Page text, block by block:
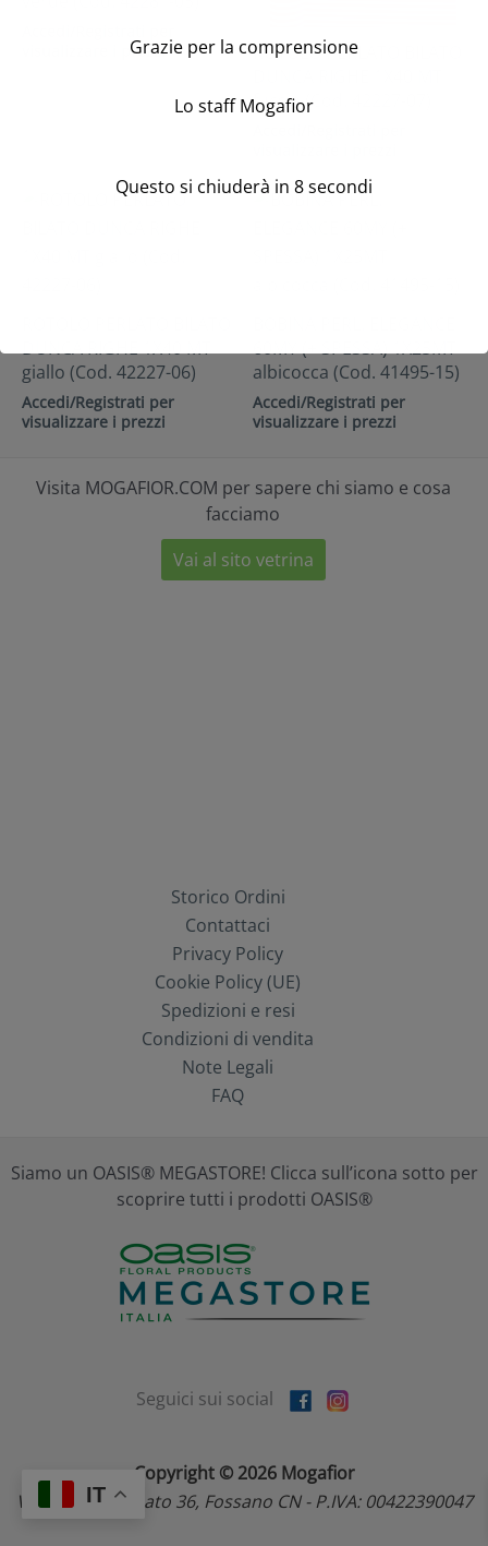
visualizzare i prezzi
60MY (+ SPESSA) 1X25MT
albicocca (Cod. 41495-15)
Accedi/Registrati per
visualizzare i prezzi
ROTOLO PERLATO BILATO
fucsia (Cod. 42227-07)
DUNCA RIGHE 1X40 MT
giallo (Cod. 42227-06)
Accedi/Registrati per
visualizzare i prezzi
Visita MOGAFIOR.COM per sapere chi siamo e cosa
facciamo
Vai al sito vetrina
Storico Ordini
Contattaci
Privacy Policy
Cookie Policy (UE)
Spedizioni e resi
Condizioni di vendita
Note Legali
FAQ
Siamo un OASIS® MEGASTORE! Clicca sull’icona sotto per
scoprire tutti i prodotti OASIS®
Seguici sui social
Copyright © 2026 Mogafior
Via dell'Artigianato 36, Fossano CN - P.IVA: 00422390047
IT
Grazie per la comprensione
Lo staff Mogafior
Questo si chiuderà in 8secondi